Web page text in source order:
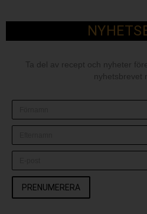
Ta del av recept och nyheter
nyhetsbrevet
PRENUMERERA